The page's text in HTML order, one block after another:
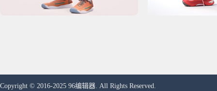
Copyright © 2016-2025 96编辑器. All Rights Reserved.